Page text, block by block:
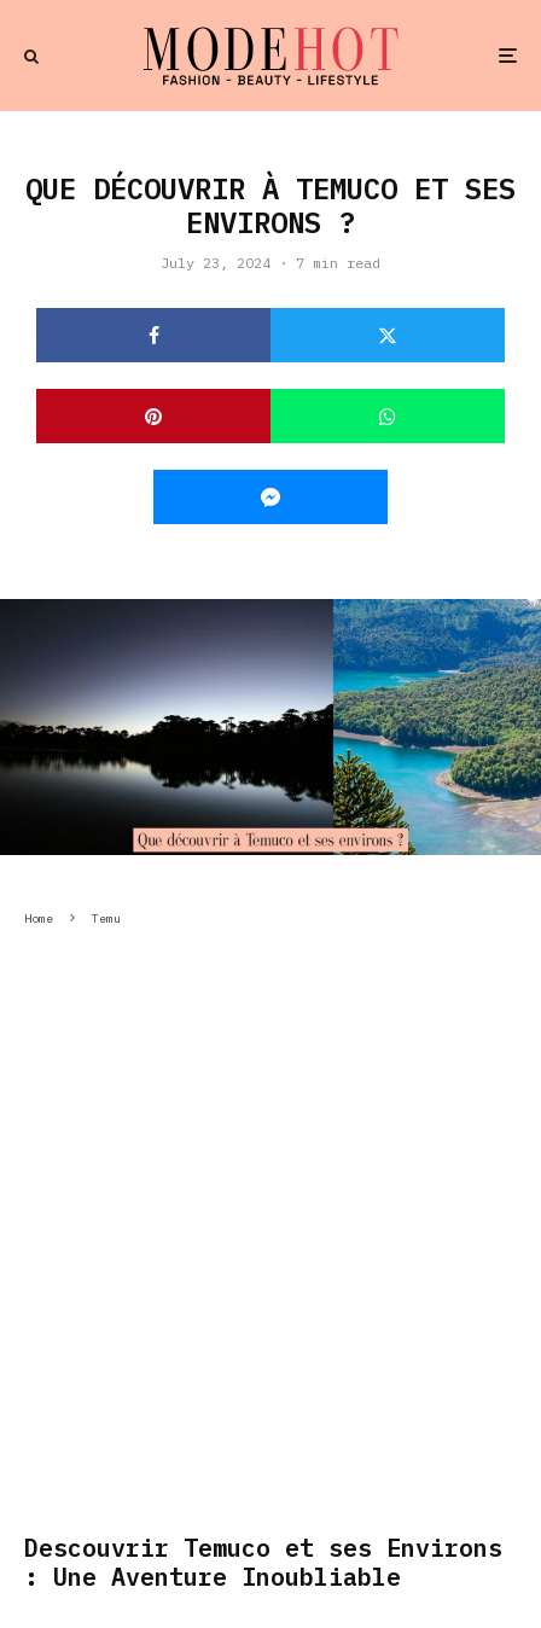
QUE DÉCOUVRIR À TEMUCO ET SES
ENVIRONS ?
July 23, 2024 · 7 min read
Home Temu
Descouvrir Temuco et ses Environs
: Une Aventure Inoubliable